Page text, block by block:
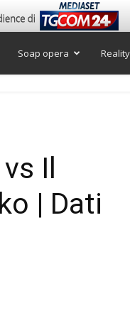
Soap opera
Il
| Dati